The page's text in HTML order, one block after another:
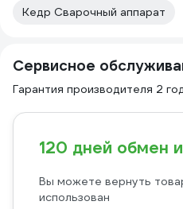
Кедр Сварочный аппарат
Сервисное
Гарантия производителя 2
120 дней обмен
Вы можете вернуть
использован